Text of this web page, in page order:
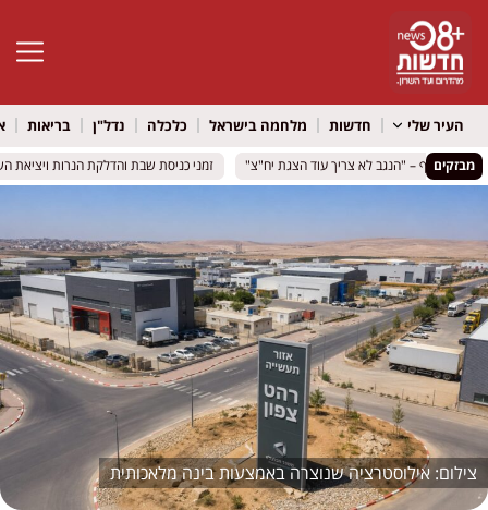
פתח
העיר שלי חדשות מלחמה בישראל כלכלה נדל"ן בריאות
מבזקים זמני כניסת שבת והדלקת הנרות ויציאת השבת | 7-8
זמני כניסת שבת והדלקת הנרות ויציאת השבת | 7-8
אילוסטרציה שנוצרה באמצעות בינה מלאכותית